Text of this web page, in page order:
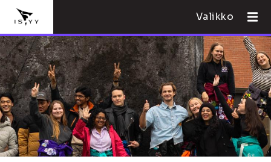
Valikko